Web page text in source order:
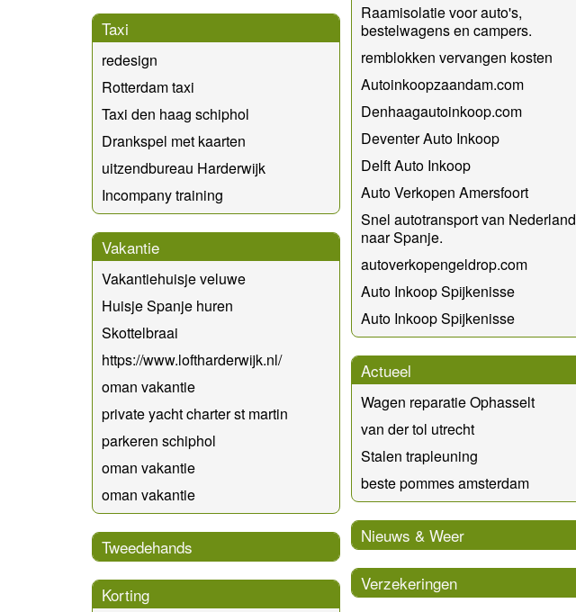
Taxi
redesign
Rotterdam taxi
Taxi den haag schiphol
Drankspel met kaarten
uitzendbureau Harderwijk
Incompany training
Vakantie
Vakantiehuisje veluwe
Huisje Spanje huren
Skottelbraai
https://www.loftharderwijk.nl/
oman vakantie
private yacht charter st martin
parkeren schiphol
oman vakantie
oman vakantie
Tweedehands
Korting
Raamisolatie voor auto's,
bestelwagens en campers.
remblokken vervangen kosten
Autoinkoopzaandam.com
Denhaagautoinkoop.com
Deventer Auto Inkoop
Delft Auto Inkoop
Auto Verkopen Amersfoort
Snel autotransport van Nederland
naar Spanje.
autoverkopengeldrop.com
Auto Inkoop Spijkenisse
Auto Inkoop Spijkenisse
Actueel
Wagen reparatie Ophasselt
van der tol utrecht
Stalen trapleuning
beste pommes amsterdam
Nieuws & Weer
Verzekeringen